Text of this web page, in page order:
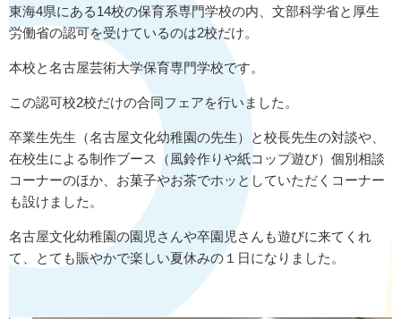
東海4県にある14校の保育系専門学校の内、文部科学省と厚生
労働省の認可を受けているのは2校だけ。
本校と名古屋芸術大学保育専門学校です。
この認可校2校だけの合同フェアを行いました。
卒業生先生（名古屋文化幼稚園の先生）と校長先生の対談や、
在校生による制作ブース（風鈴作りや紙コップ遊び）個別相談
コーナーのほか、お菓子やお茶でホッとしていただくコーナー
も設けました。
名古屋文化幼稚園の園児さんや卒園児さんも遊びに来てくれ
て、とても賑やかで楽しい夏休みの１日になりました。